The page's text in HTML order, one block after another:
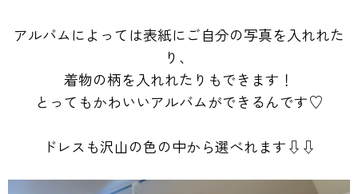
アルバムによっては表紙にご自分の写真を入れれた
り、
着物の柄を入れれたりもできます！
とってもかわいいアルバムができるんです♡
ドレスも沢山の色の中から選べれます⇩⇩